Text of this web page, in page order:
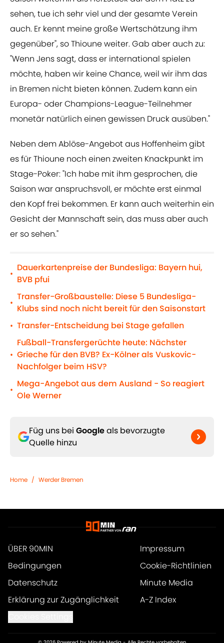
sehen, tue ich sehr viel und der gesamte Verein
auch. Er kennt meine große Wertschätzung ihm
gegenüber", so Thioune weiter. Gab aber auch zu:
"Wenn Jens sagt, dass er international spielen
möchte, haben wir keine Chance, weil wir ihm das
in Bremen nicht bieten können. Zudem kann ein
Europa- oder Champions-League-Teilnehmer
monetär natürlich einen gewissen Druck ausüben."
Neben dem Ablöse-Angebot aus Hoffenheim gibt
es für Thioune noch einen zweiten Knackpunkt im
Stage-Poker: "Ich habe mit ihm gesprochen, die
Saison war anspruchsvoll, er möchte erst einmal
den Kopf frei bekommen. Er kann auch weiterhin ein
Gesicht der Mannschaft sein, das muss aber auch
er so sehen."
•
Dauerkartenpreise der Bundesliga: Bayern hui,
BVB pfui
•
Transfer-Großbaustelle: Diese 5 Bundesliga-
Klubs sind noch nicht bereit für den Saisonstart
• Transfer-Entscheidung bei Stage gefallen
•
Fußball-Transfergerüchte heute: Nächster
Grieche für den BVB? Ex-Kölner als Vuskovic-
Nachfolger beim HSV?
•
Mega-Angebot aus dem Ausland - So reagiert
Ole Werner
Füg uns bei Googleals bevorzugte
Quelle hinzu
Home / Werder Bremen
ÜBER 90MIN
Impressum
Bedingungen
Cookie-Richtlinien
Datenschutz
Minute Media
Erklärung zur Zugänglichkeit
A-Z Index